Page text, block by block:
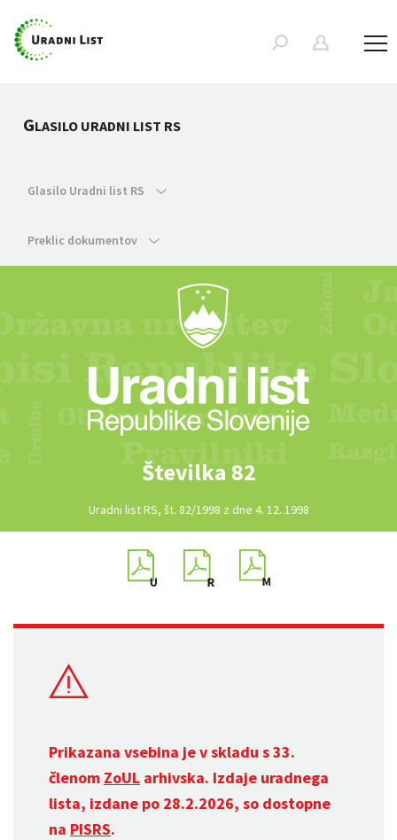
GLASILO URADNI LIST RS
Glasilo Uradni list RS
Preklic dokumentov
Številka 82
Uradni list RS, št. 82/1998 z dne 4. 12. 1998
Prikazana vsebina je v skladu s 33.
členom ZoUL arhivska. Izdaje uradnega
lista, izdane po 28.2.2026, so dostopne
na PISRS.